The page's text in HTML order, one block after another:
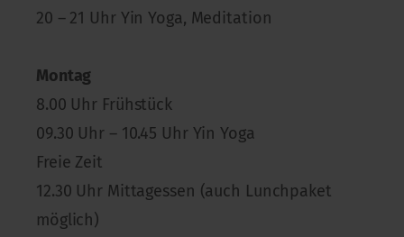
20 – 21 Uhr Yin Yoga, Meditation
Montag
8.00 Uhr Frühstück
09.30 Uhr – 10.45 Uhr Yin Yoga
Freie Zeit
12.30 Uhr Mittagessen (auch Lunchpaket
möglich)